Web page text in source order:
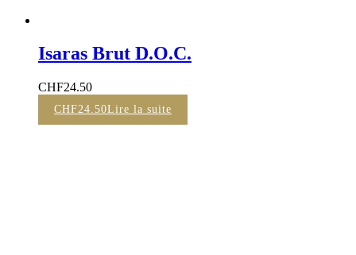
Isaras Brut D.O.C.
CHF24.50
CHF24.50Lire la suite